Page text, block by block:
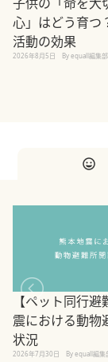
心」はどう育つ
活動の効果
2026年8月5日 By equall編集部
【ペット同行
震における動物
状況
2026年7月30日 By equall編集